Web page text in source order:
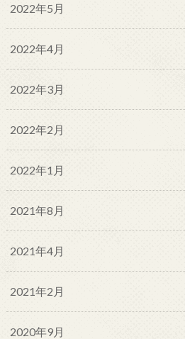
2022年5月
2022年4月
2022年3月
2022年2月
2022年1月
2021年8月
2021年4月
2021年2月
2020年9月